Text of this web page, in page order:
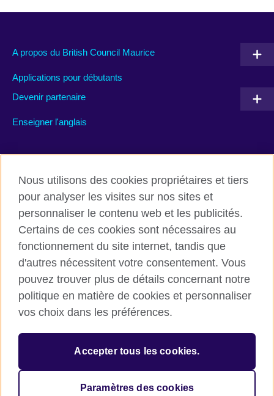
A propos du British Council Maurice
Applications pour débutants
Devenir partenaire
Enseigner l'anglais
British Council global
Conditions d’utilisation et protection des données
Cookies
Plan du site
© 2026 British Council
L’agence britannique internationale dédiée aux domaines de
l’éducation et des relations culturelles. Une association caritative
Nous utilisons des cookies propriétaires et tiers
pour analyser les visites sur nos sites et
personnaliser le contenu web et les publicités.
Certains de ces cookies sont nécessaires au
fonctionnement du site internet, tandis que
d'autres nécessitent votre consentement. Vous
pouvez trouver plus de détails concernant notre
politique en matière de cookies et personnaliser
vos choix dans les préférences.
Accepter tous les cookies.
Paramètres des cookies